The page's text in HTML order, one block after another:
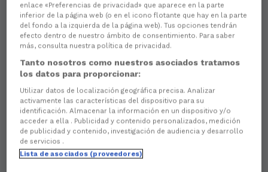
enlace «Preferencias de privacidad» que aparece en la parte
inferior de la página web (o en el icono flotante que hay en la parte
del fondo a la izquierda de la página web). Tus opciones tendrán
efecto dentro de nuestro ámbito de consentimiento. Para saber
más, consulta nuestra política de privacidad.
Tanto nosotros como nuestros asociados tratamos
los datos para proporcionar:
Utilizar datos de localización geográfica precisa. Analizar
activamente las características del dispositivo para su
identificación. Almacenar la información en un dispositivo y/o
acceder a ella . Publicidad y contenido personalizados, medición
de publicidad y contenido, investigación de audiencia y desarrollo
de servicios .
Lista de asociados (proveedores)